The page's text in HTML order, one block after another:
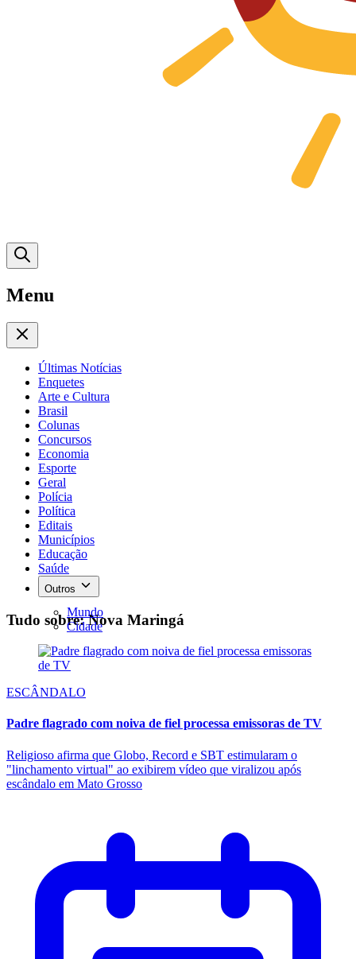
Menu
Últimas Notícias
Enquetes
Arte e Cultura
Brasil
Colunas
Concursos
Economia
Esporte
Geral
Polícia
Política
Editais
Municípios
Educação
Saúde
Outros
Mundo
Cidade
Tudo sobre: Nova Maringá
ESCÂNDALO
Padre flagrado com noiva de fiel processa emissoras de TV
Religioso afirma que Globo, Record e SBT estimularam o
"linchamento virtual" ao exibirem vídeo que viralizou após
escândalo em Mato Grosso